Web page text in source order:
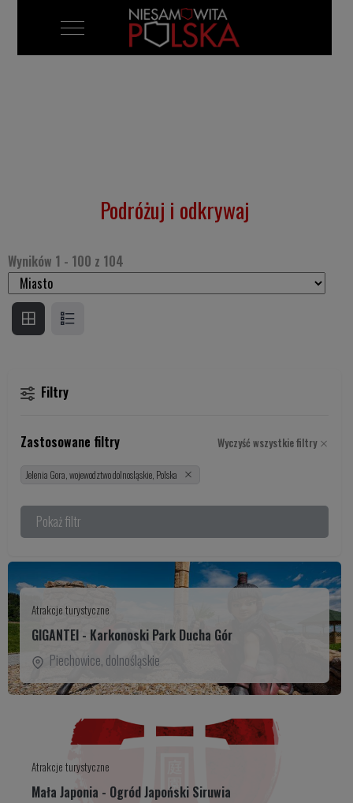
Mobile Menu Toggle
Podróżuj i odkrywaj
Wyników 1 - 100 z 104
Filtry
Zastosowane filtry Wyczyść wszystkie filtry
Jelenia Gora, wojewodztwo dolnosląskie, Polska
Pokaż filtr
Atrakcje turystyczne
GIGANTEI - Karkonoski Park Ducha Gór
Piechowice, dolnośląskie
Atrakcje turystyczne
Mała Japonia - Ogród Japoński Siruwia